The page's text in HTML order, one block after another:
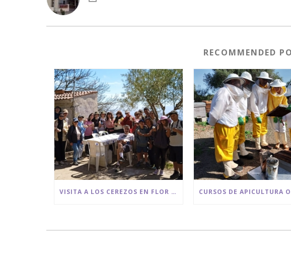
RECOMMENDED
VISITA A LOS CEREZOS EN FLOR DE LA SIERRA DE LAS NIEVES